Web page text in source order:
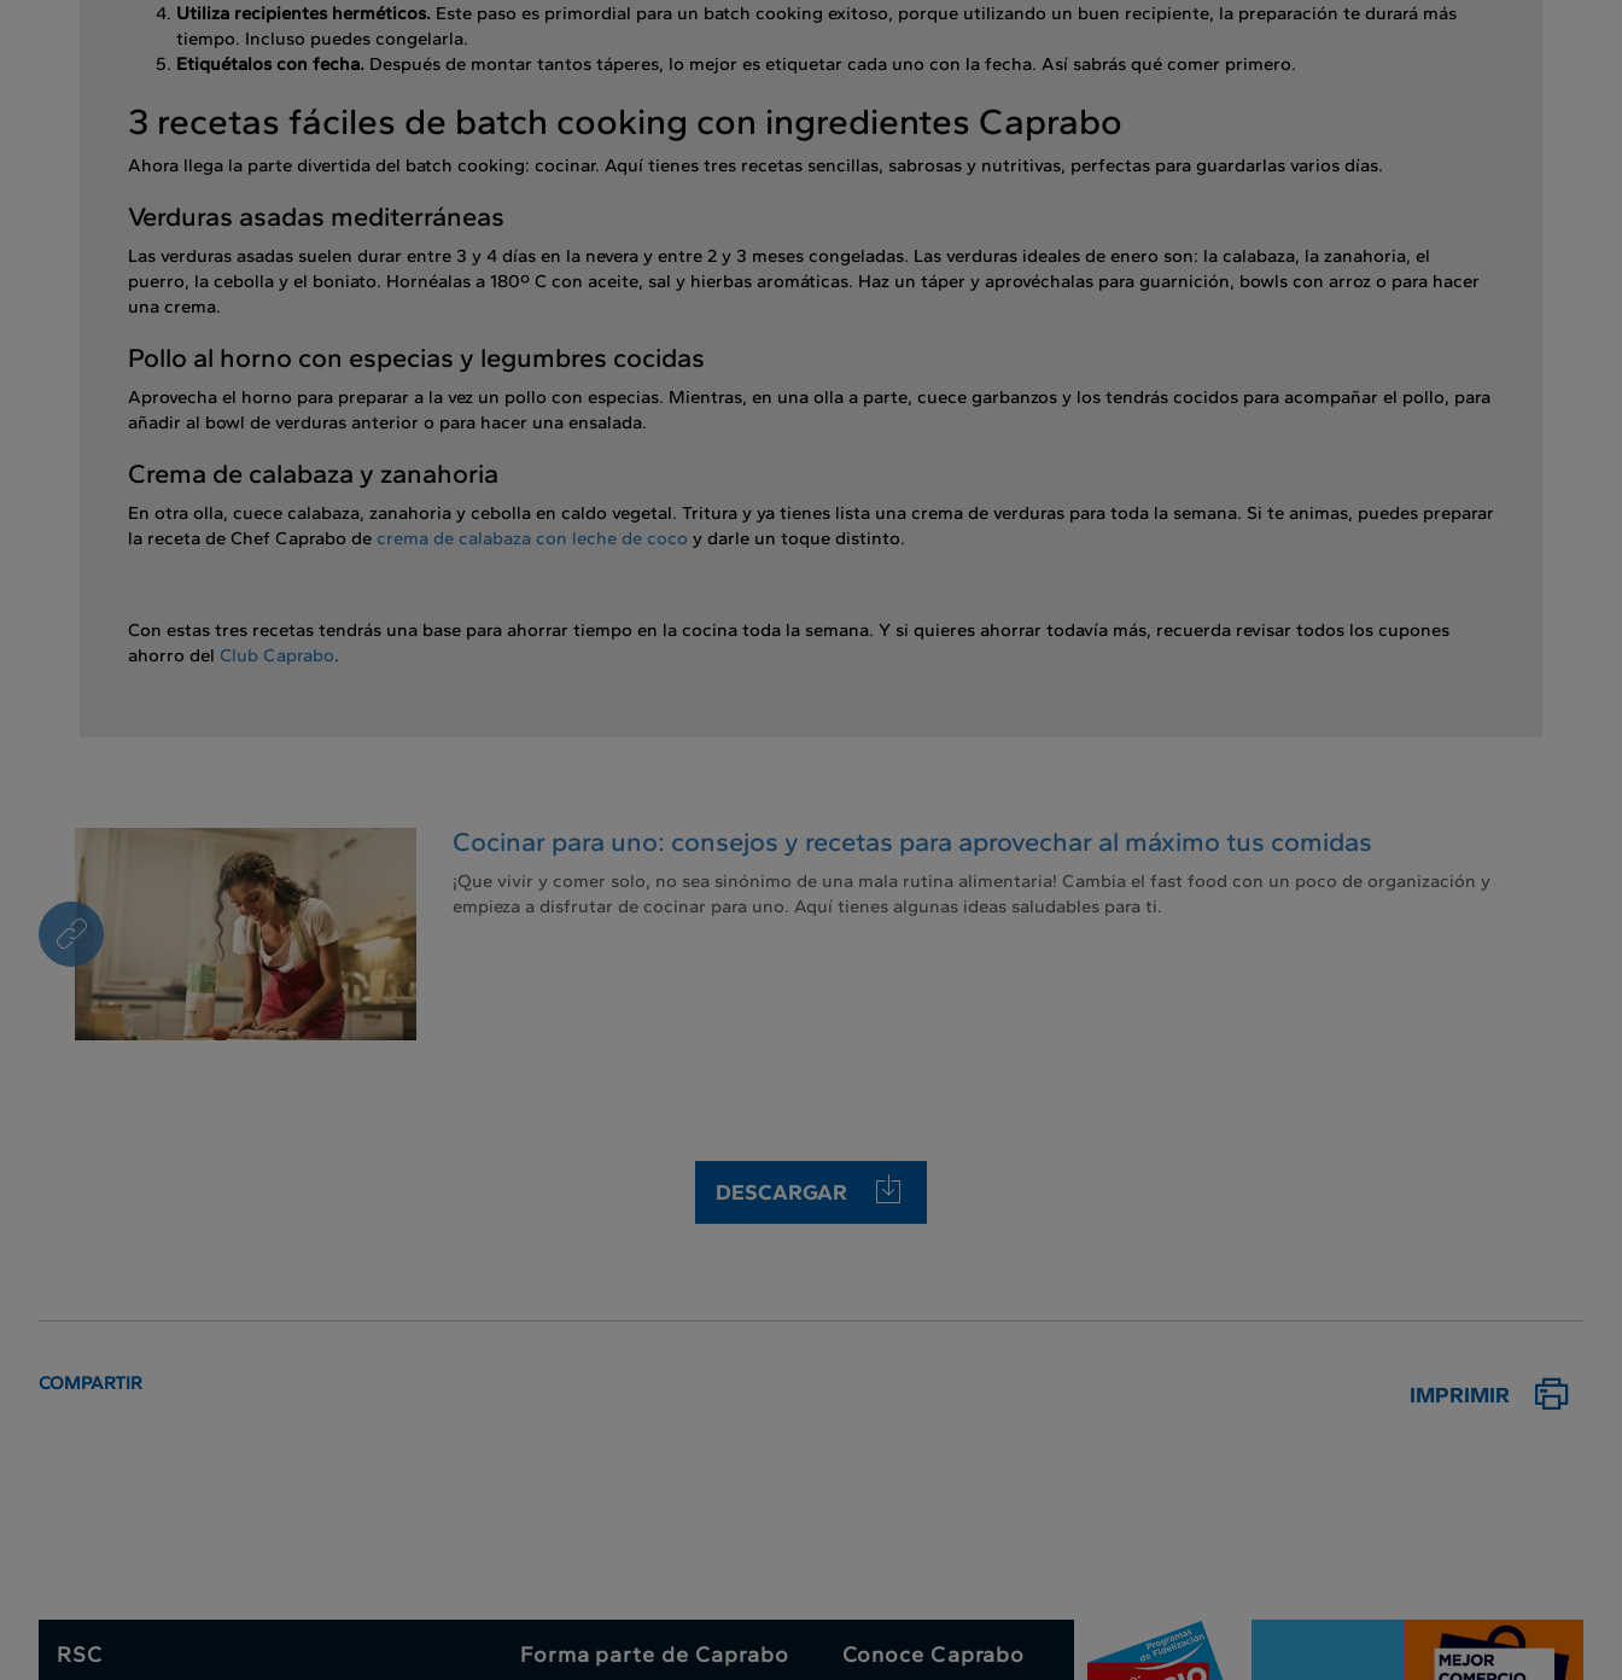
Utiliza recipientes herméticos. Este paso es primordial para un batch cooking exitoso, porque utilizando un buen recipiente, la preparación te durará más
tiempo. Incluso puedes congelarla.
Etiquétalos con fecha. Después de montar tantos táperes, lo mejor es etiquetar cada uno con la fecha. Así sabrás qué comer primero.
3 recetas fáciles de batch cooking con ingredientes Caprabo
Ahora llega la parte divertida del batch cooking: cocinar. Aquí tienes tres recetas sencillas, sabrosas y nutritivas, perfectas para guardarlas varios días.
Verduras asadas mediterráneas
Las verduras asadas suelen durar entre 3 y 4 días en la nevera y entre 2 y 3 meses congeladas. Las verduras ideales de enero son: la calabaza, la zanahoria, el
puerro, la cebolla y el boniato. Hornéalas a 180º C con aceite, sal y hierbas aromáticas. Haz un táper y aprovéchalas para guarnición, bowls con arroz o para hacer
una crema.
Pollo al horno con especias y legumbres cocidas
Aprovecha el horno para preparar a la vez un pollo con especias. Mientras, en una olla a parte, cuece garbanzos y los tendrás cocidos para acompañar el pollo, para
añadir al bowl de verduras anterior o para hacer una ensalada.
Crema de calabaza y zanahoria
En otra olla, cuece calabaza, zanahoria y cebolla en caldo vegetal. Tritura y ya tienes lista una crema de verduras para toda la semana. Si te animas, puedes preparar
la receta de Chef Caprabo de crema de calabaza con leche de coco y darle un toque distinto.
Con estas tres recetas tendrás una base para ahorrar tiempo en la cocina toda la semana. Y si quieres ahorrar todavía más, recuerda revisar todos los cupones
ahorro del Club Caprabo.
Cocinar para uno: consejos y recetas para aprovechar al máximo tus comidas
¡Que vivir y comer solo, no sea sinónimo de una mala rutina alimentaria! Cambia el fast food con un poco de organización y
empieza a disfrutar de cocinar para uno. Aquí tienes algunas ideas saludables para ti.
DESCARGAR
COMPARTIR IMPRIMIR
RSC Forma parte de Caprabo Conoce Caprabo